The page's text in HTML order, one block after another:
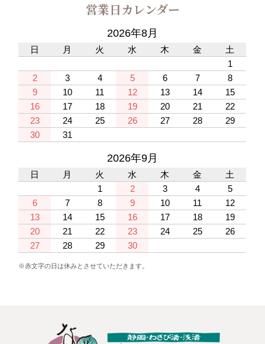
営業日カレンダー
2026年8月
日 月 火 水 木 金
土
1
2
3 4 5 6 7
8
9
10 11 12 13 14
15
16
17 18 19 20 21
22
23
24 25 26 27 28
29
30
31
2026年9月
日 月 火 水 木 金
土
1
2 3 4
5
6
7 8 9 10 11
12
13
14 15 16 17 18
19
20
21 22 23 24 25
26
27
28 29 30
※赤文字の日は休みとさせていただきます。